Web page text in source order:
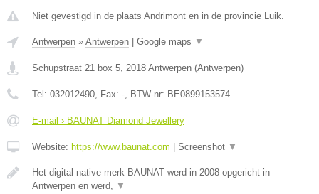
Niet gevestigd in de plaats Andrimont en in de provincie Luik.
Antwerpen » Antwerpen Google maps ▼
Schupstraat 21 box 5 2018 Antwerpen (Antwerpen)
Tel: 032012490 , Fax: - , BTW-nr: BE0899153574
E-mail › BAUNAT Diamond Jewellery
Website: https://www.baunat.com Screenshot ▼
Het digital native merk BAUNAT werd in 2008 opgericht in
Antwerpen en werd,
▼